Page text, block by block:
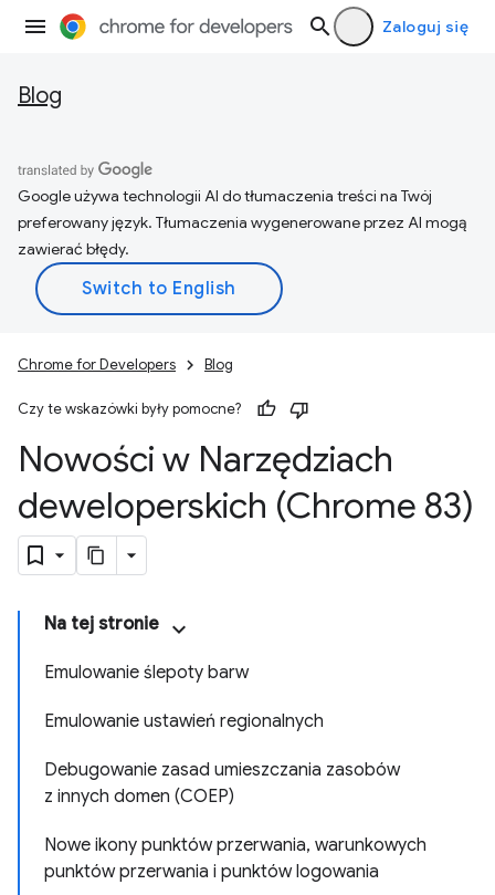
Zaloguj się
Blog
Google używa technologii AI do tłumaczenia treści na Twój
preferowany język. Tłumaczenia wygenerowane przez AI mogą
zawierać błędy.
Chrome for Developers Blog
Czy te wskazówki były pomocne?
Nowości w Narzędziach
deweloperskich (Chrome 83)
Na tej stronie
Emulowanie ślepoty barw
Emulowanie ustawień regionalnych
Debugowanie zasad umieszczania zasobów
z innych domen (COEP)
Nowe ikony punktów przerwania, warunkowych
punktów przerwania i punktów logowania